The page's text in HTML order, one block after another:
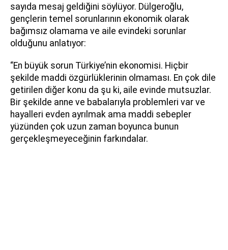
sayıda mesaj geldiğini söylüyor. Dülgeroğlu,
gençlerin temel sorunlarının ekonomik olarak
bağımsız olamama ve aile evindeki sorunlar
olduğunu anlatıyor:
“En büyük sorun Türkiye’nin ekonomisi. Hiçbir
şekilde maddi özgürlüklerinin olmaması. En çok dile
getirilen diğer konu da şu ki, aile evinde mutsuzlar.
Bir şekilde anne ve babalarıyla problemleri var ve
hayalleri evden ayrılmak ama maddi sebepler
yüzünden çok uzun zaman boyunca bunun
gerçekleşmeyeceğinin farkındalar.